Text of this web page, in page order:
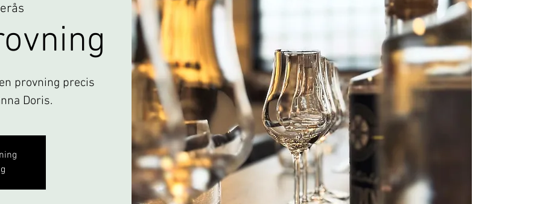
provning precis
Doris.